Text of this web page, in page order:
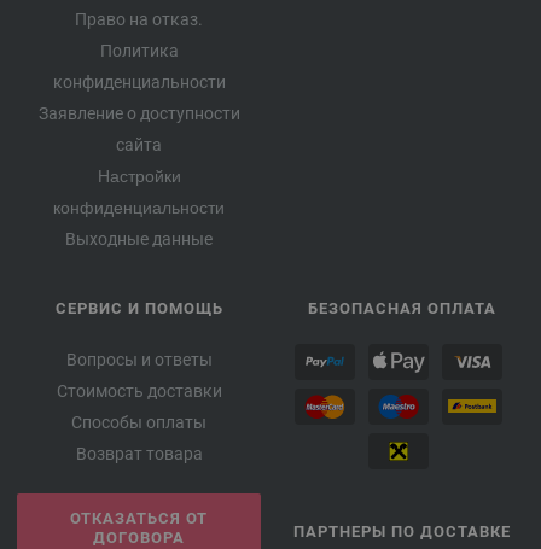
Право на отказ.
Политика
конфиденциальности
Заявление о доступности
сайта
Настройки
конфиденциальности
Выходные данные
СЕРВИС И ПОМОЩЬ
Вопросы и ответы
Стоимость доставки
Способы оплаты
Возврат товара
ОТКАЗАТЬСЯ ОТ
ДОГОВОРА
БЕЗОПАСНАЯ ОПЛАТА
ПАРТНЕРЫ ПО ДОСТАВКЕ